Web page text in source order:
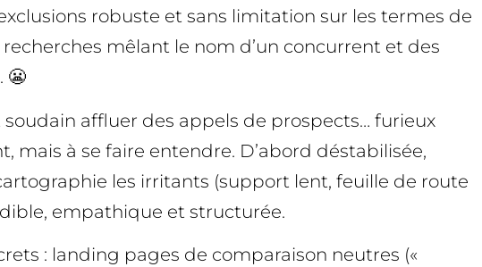
robuste et sans limitation sur les termes de
mêlant le nom d’un concurrent et des
😬
soudain affluer des appels de prospects… furieux
à se faire entendre. D’abord déstabilisée,
les irritants (support lent, feuille de route
empathique et structurée.
: landing pages de comparaison neutres («